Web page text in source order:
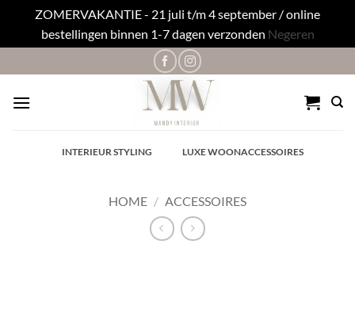
ZOMERVAKANTIE - 21 juli t/m 4 september / online
bestellingen binnen 1-7 dagen verzonden Negeren
naar
inhoud
INTERIEUR STYLING LUXE WOONACCESSOIRES
HOME / ACCESSOIRES